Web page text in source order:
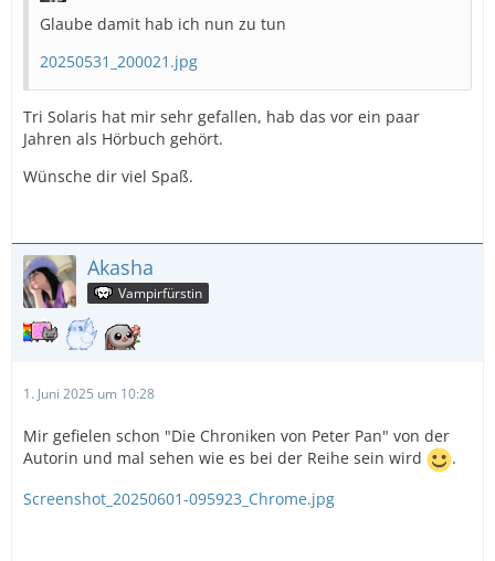
Glaube damit hab ich nun zu tun
20250531_200021.jpg
Tri Solaris hat mir sehr gefallen, hab das vor ein paar
Jahren als Hörbuch gehört.
Wünsche dir viel Spaß.
Akasha
Vampirfürstin
1. Juni 2025 um 10:28
Mir gefielen schon "Die Chroniken von Peter Pan" von der
Autorin und mal sehen wie es bei der Reihe sein wird
.
Screenshot_20250601-095923_Chrome.jpg